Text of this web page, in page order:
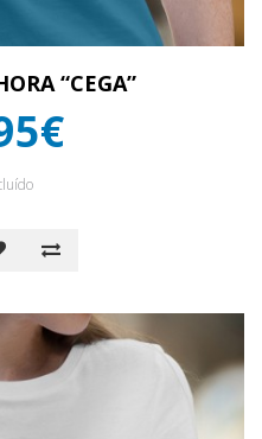
“CEGA”